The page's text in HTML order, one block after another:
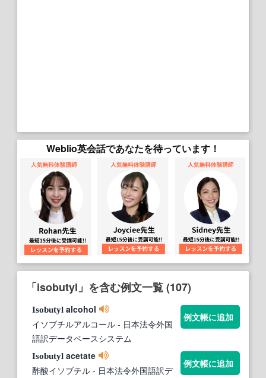
Weblio英会話であなたを待っています！
「isobutyl」を含む例文一覧 (107)
Isobutyl alcohol
イソブチルアルコール - 日本法令外国
語訳データベースシステム
例文帳に追加
Isobutyl acetate
酢酸イソブチル - 日本法令外国語訳デ
例文帳に追加